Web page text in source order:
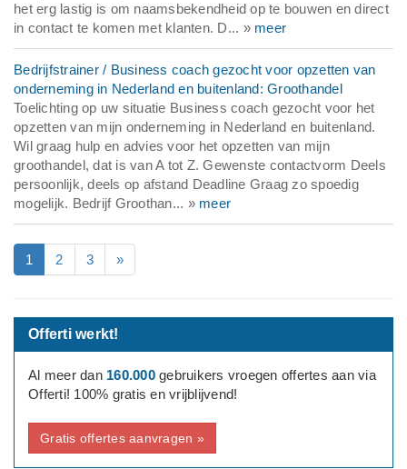
het erg lastig is om naamsbekendheid op te bouwen en direct
in contact te komen met klanten. D... » meer
Bedrijfstrainer / Business coach gezocht voor opzetten van
onderneming in Nederland en buitenland: Groothandel
Toelichting op uw situatie Business coach gezocht voor het
opzetten van mijn onderneming in Nederland en buitenland.
Wil graag hulp en advies voor het opzetten van mijn
groothandel, dat is van A tot Z. Gewenste contactvorm Deels
persoonlijk, deels op afstand Deadline Graag zo spoedig
mogelijk. Bedrijf Groothan... » meer
1 2 3 »
Offerti werkt!
Al meer dan 160.000gebruikers vroegen offertes aan via
Offerti! 100% gratis en vrijblijvend!
Gratis offertes aanvragen »